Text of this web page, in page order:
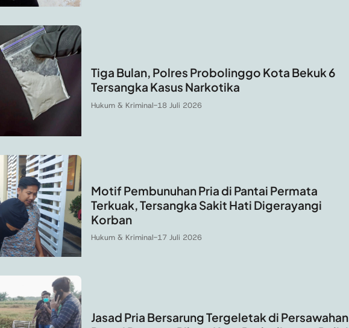
Tiga Bulan, Polres Probolinggo Kota Bekuk 6
Tersangka Kasus Narkotika
Hukum & Kriminal-18 Juli 2026
Motif Pembunuhan Pria di Pantai Permata
Terkuak, Tersangka Sakit Hati Digerayangi
Korban
Hukum & Kriminal-17 Juli 2026
Jasad Pria Bersarung Tergeletak di Persawahan